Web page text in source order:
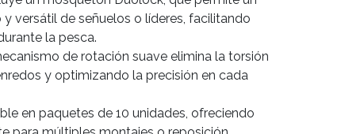
versátil de señuelos o líderes, facilitando
la pesca.
de rotación suave elimina la torsión
y optimizando la precisión en cada
en paquetes de 10 unidades, ofreciendo